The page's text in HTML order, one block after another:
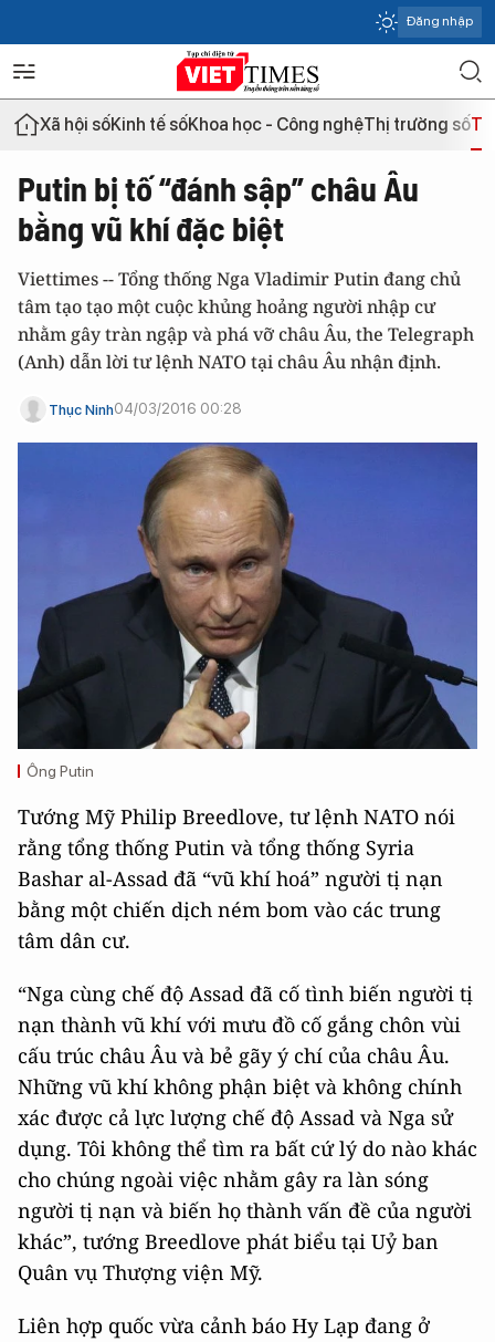
Đăng nhập
Xã hội sốKinh tế sốKhoa học - Công nghệThị trường số
Putin bị tố “đánh sập” châu Âu
bằng vũ khí đặc biệt
Viettimes -- Tổng thống Nga Vladimir Putin đang chủ
tâm tạo tạo một cuộc khủng hoảng người nhập cư
nhằm gây tràn ngập và phá vỡ châu Âu, the Telegraph
(Anh) dẫn lời tư lệnh NATO tại châu Âu nhận định.
Thục Ninh04/03/2016 00:28
Ông Putin
Tướng Mỹ Philip Breedlove, tư lệnh NATO nói
rằng tổng thống Putin và tổng thống Syria
Bashar al-Assad đã “vũ khí hoá” người tị nạn
bằng một chiến dịch ném bom vào các trung
tâm dân cư.
“Nga cùng chế độ Assad đã cố tình biến người tị
nạn thành vũ khí với mưu đồ cố gắng chôn vùi
cấu trúc châu Âu và bẻ gãy ý chí của châu Âu.
Những vũ khí không phận biệt và không chính
xác được cả lực lượng chế độ Assad và Nga sử
dụng. Tôi không thể tìm ra bất cứ lý do nào khác
cho chúng ngoài việc nhằm gây ra làn sóng
người tị nạn và biến họ thành vấn đề của người
khác”, tướng Breedlove phát biểu tại Uỷ ban
Quân vụ Thượng viện Mỹ.
Liên hợp quốc vừa cảnh báo Hy Lạp đang ở